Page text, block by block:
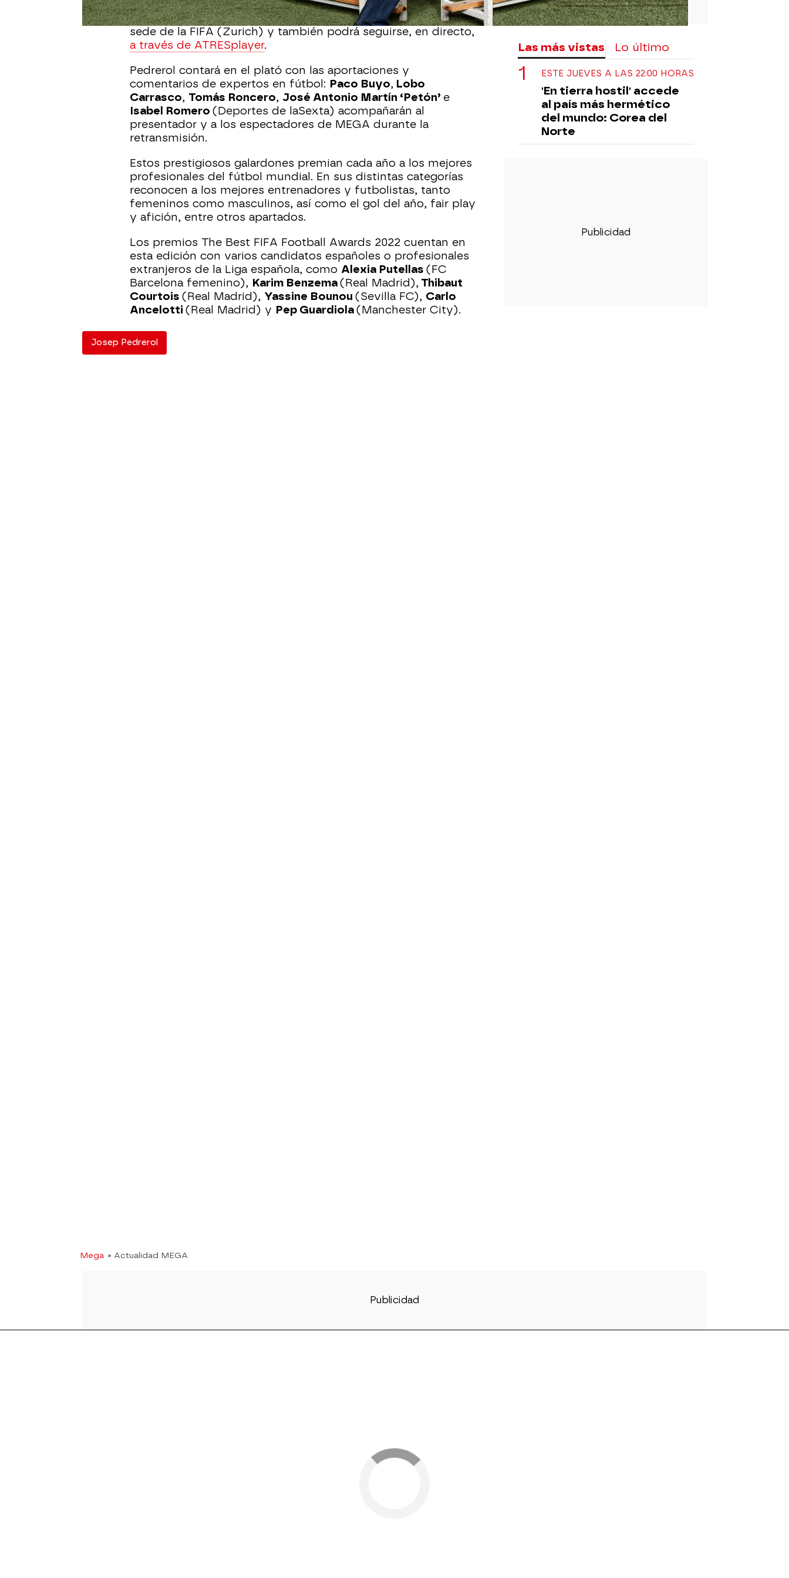
La gala The Best FIFA Football Awards 2022 se celebrará en la
sede de la FIFA (Zurich) y también podrá seguirse, en directo,
a través de ATRESplayer.
Pedrerol contará en el plató con las aportaciones y
comentarios de expertos en fútbol: Paco Buyo, Lobo
Carrasco, Tomás Roncero, José Antonio Martín ‘Petón’ e
Isabel Romero (Deportes de laSexta) acompañarán al
presentador y a los espectadores de MEGA durante la
retransmisión.
Estos prestigiosos galardones premian cada año a los mejores
profesionales del fútbol mundial. En sus distintas categorías
reconocen a los mejores entrenadores y futbolistas, tanto
femeninos como masculinos, así como el gol del año, fair play
y afición, entre otros apartados.
Los premios The Best FIFA Football Awards 2022 cuentan en
esta edición con varios candidatos españoles o profesionales
extranjeros de la Liga española, como Alexia Putellas (FC
Barcelona femenino), Karim Benzema(Real Madrid), Thibaut
Courtois (Real Madrid), Yassine Bounou (Sevilla FC), Carlo
Ancelotti (Real Madrid) y Pep Guardiola(Manchester City).
Josep Pedrerol
Mega » Actualidad MEGA
Las más vistas Lo último
ESTE JUEVES A LAS 22:00 HORAS
'En tierra hostil' accede
al país más hermético
del mundo: Corea del
Norte